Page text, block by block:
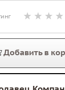
Добавить в